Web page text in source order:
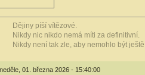
Dějiny píší vítězové.
Nikdy nic nikdo nemá míti za definitivní.
Nikdy není tak zle, aby nemohlo být
neděle, 01. března 2026 - 15:40:00